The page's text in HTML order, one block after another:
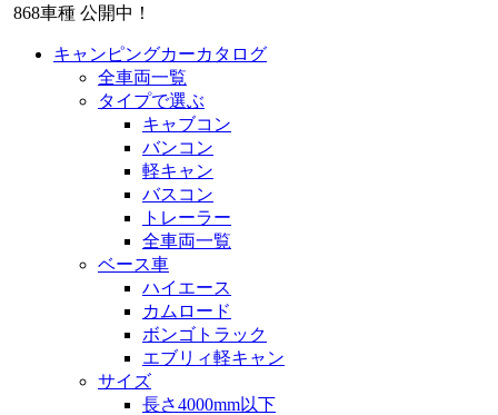
868車種 公開中！
キャンピングカーカタログ
全車両一覧
タイプで選ぶ
キャブコン
バンコン
軽キャン
バスコン
トレーラー
全車両一覧
ベース車
ハイエース
カムロード
ボンゴトラック
エブリィ軽キャン
サイズ
長さ4000mm以下